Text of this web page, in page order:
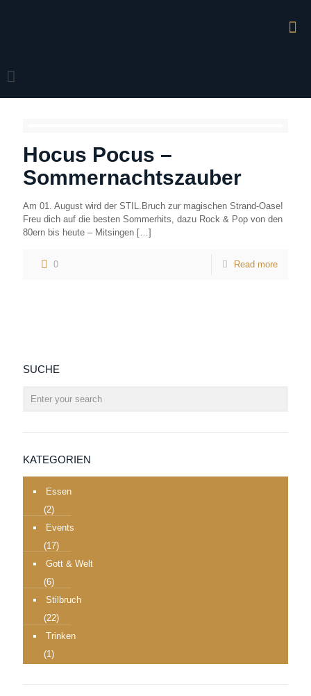
Hocus Pocus –
Sommernachtszauber
Am 01. August wird der STIL.Bruch zur magischen Strand-Oase!
Freu dich auf die besten Sommerhits, dazu Rock & Pop von den
80ern bis heute – Mitsingen […]
0 Read more
SUCHE
KATEGORIEN
Essen
(2)
Events
(17)
Gott & Welt
(6)
Stilbruch
(22)
Trinken
(1)